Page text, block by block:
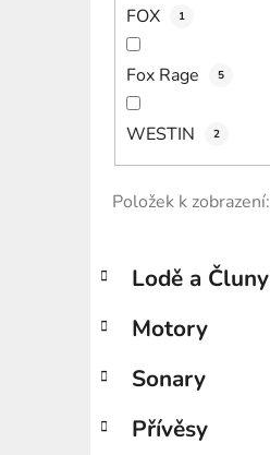
FOX 1
Fox Rage 5
WESTIN 2
Položek k zobrazení:
kategorie
o
Lodě a Čluny
Motory
Sonary
Přívěsy